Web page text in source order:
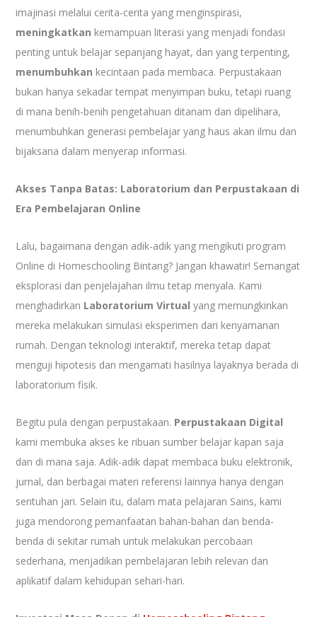
imajinasi melalui cerita-cerita yang menginspirasi,
meningkatkan kemampuan literasi yang menjadi fondasi
penting untuk belajar sepanjang hayat, dan yang terpenting,
menumbuhkan kecintaan pada membaca. Perpustakaan
bukan hanya sekadar tempat menyimpan buku, tetapi ruang
di mana benih-benih pengetahuan ditanam dan dipelihara,
menumbuhkan generasi pembelajar yang haus akan ilmu dan
bijaksana dalam menyerap informasi.
Akses Tanpa Batas: Laboratorium dan Perpustakaan di
Era Pembelajaran Online
Lalu, bagaimana dengan adik-adik yang mengikuti program
Online di Homeschooling Bintang? Jangan khawatir! Semangat
eksplorasi dan penjelajahan ilmu tetap menyala. Kami
menghadirkan Laboratorium Virtual yang memungkinkan
mereka melakukan simulasi eksperimen dari kenyamanan
rumah. Dengan teknologi interaktif, mereka tetap dapat
menguji hipotesis dan mengamati hasilnya layaknya berada di
laboratorium fisik.
Begitu pula dengan perpustakaan. Perpustakaan Digital
kami membuka akses ke ribuan sumber belajar kapan saja
dan di mana saja. Adik-adik dapat membaca buku elektronik,
jurnal, dan berbagai materi referensi lainnya hanya dengan
sentuhan jari. Selain itu, dalam mata pelajaran Sains, kami
juga mendorong pemanfaatan bahan-bahan dan benda-
benda di sekitar rumah untuk melakukan percobaan
sederhana, menjadikan pembelajaran lebih relevan dan
aplikatif dalam kehidupan sehari-hari.